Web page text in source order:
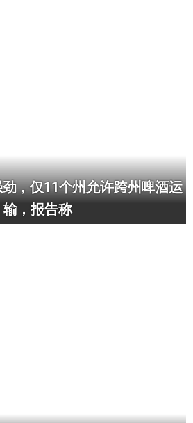
，仅11个州允许跨州啤酒运
输，报告称